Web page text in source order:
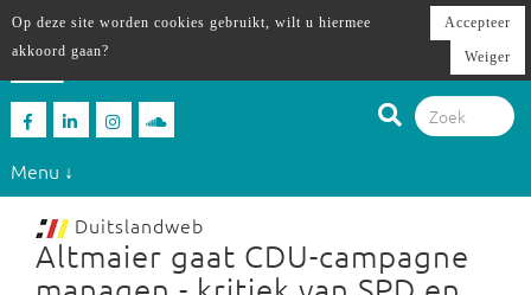
Menu ↓
Duitslandweb
Altmaier gaat CDU-campagne
Op deze site worden cookies gebruikt, wilt u hiermee
akkoord gaan?
Accepteer
Weiger